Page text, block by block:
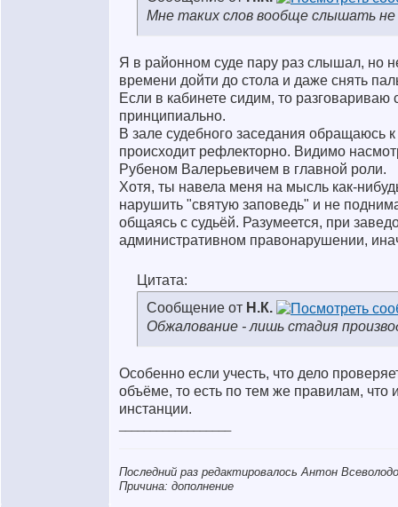
Мне таких слов вообще слышать не
Я в районном суде пару раз слышал, но
времени дойти до стола и даже снять
Если в кабинете сидим, то разговариваю
принципиально.
В зале судебного заседания обращаюсь к
происходит рефлекторно. Видимо
Рубеном Валерьевичем в главной роли.
Хотя, ты навела меня на мысль как-
нарушить "святую заповедь" и не
общаясь с судьёй. Разумеется, при
административном правонарушении,
Цитата:
Сообщение от Н.К.
Обжалование - лишь стадия
Особенно если учесть, что дело
объёме, то есть по тем же правилам, что
инстанции.
Последний раз редактировалось Антон
Причина: дополнение